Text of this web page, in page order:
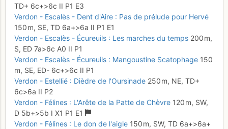
TD+ 6c+>6c II P1 E3
Verdon - Escalès - Dent d'Aire : Pas de prélude pour Hervé
150 m, SE, TD 6a+>6a II P1 E1
Verdon - Escalès - Écureuils : Les marches du temps 200 m,
S, ED 7a>6c A0 II P1
Verdon - Escalès - Écureuils : Mangoustine Scatophage 150
m, SE, ED- 6c+>6c II P1
Verdon - Estellié : Dièdre de l'Oursinade 250 m, NE, TD+
6c>6a II P2
Verdon - Félines : L'Arête de la Patte de Chèvre 120 m, SW,
D 5b+>5b I X1 P1 E1
Verdon - Félines : Le don de l'aigle 150 m, SW, TD 6a+>6a+